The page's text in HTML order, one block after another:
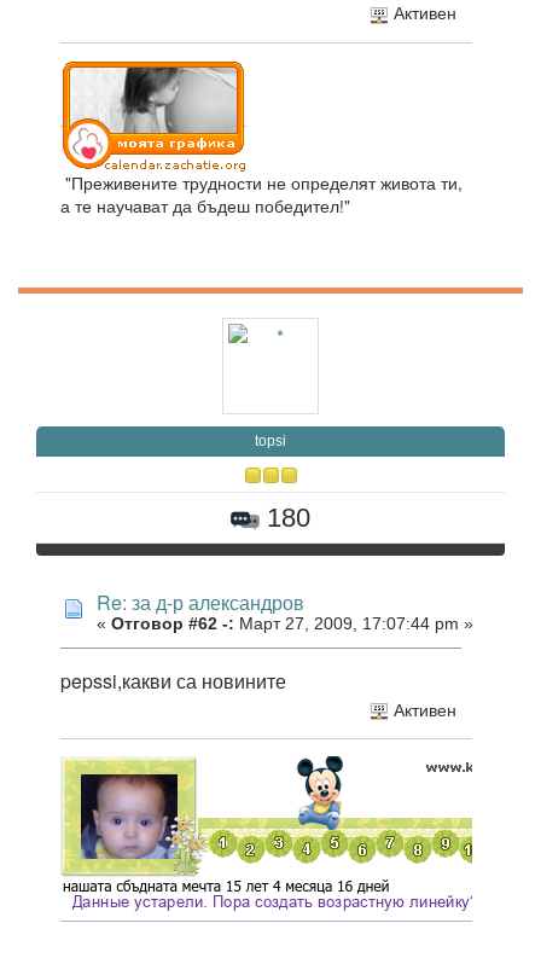
Активен
"Преживените трудности не определят живота ти,
а те научават да бъдеш победител!"
topsi
180
Re: за д-р александров
« Отговор #62 -: Март 27, 2009, 17:07:44 pm »
pepssi,какви са новините
Активен